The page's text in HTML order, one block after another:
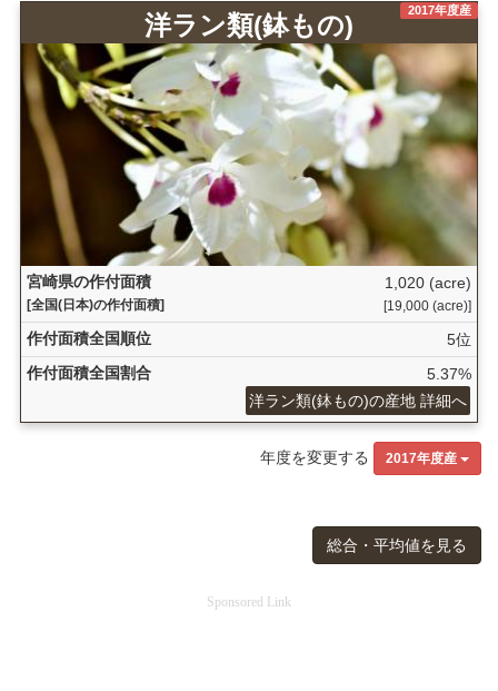
2017年度産
洋ラン類(鉢もの)
宮崎県の作付面積
[全国(日本)の作付面積]
1,020 (acre)
[19,000 (acre)]
作付面積全国順位
5位
作付面積全国割合
5.37%
洋ラン類(鉢もの)の産地 詳細へ
年度を変更する 2017年度産
総合・平均値を見る
Sponsored Link